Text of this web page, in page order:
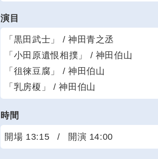
演目
「黒田武士」 / 神田青之丞
「小田原遺恨相撲」 / 神田伯山
「徂徠豆腐」 / 神田伯山
「乳房榎」 / 神田伯山
時間
開場 13:15 / 開演 14:00